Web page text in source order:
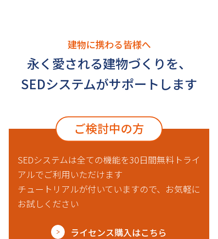
建物に携わる皆様へ
永く愛される建物づくりを、
SEDシステムがサポートします
ご検討中の方
SEDシステムは全ての機能を30日間無料トライ
アルでご利用いただけます
チュートリアルが付いていますので、お気軽に
お試しください
ライセンス購入はこちら